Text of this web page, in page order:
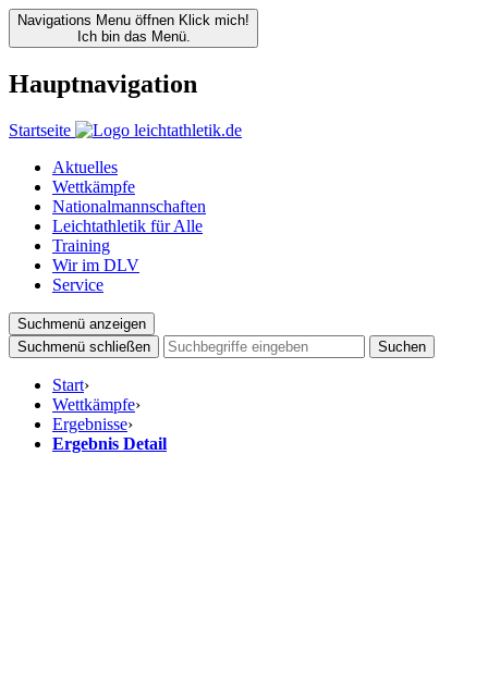
Navigations Menu öffnen Klick mich!
Ich bin das Menü.
Hauptnavigation
Startseite
Aktuelles
Wettkämpfe
Nationalmannschaften
Leichtathletik für Alle
Training
Wir im DLV
Service
Suchmenü anzeigen
Suchmenü schließen
Suchen
Start›
Wettkämpfe›
Ergebnisse›
Ergebnis Detail